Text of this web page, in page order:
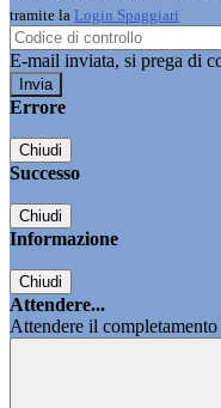
tramite la Login Spaggiari
E-mail inviata, si prega di
Errore
Chiudi
Successo
Chiudi
Informazione
Chiudi
Attendere...
Attendere il